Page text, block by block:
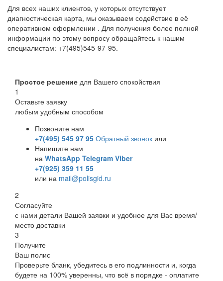
Для всех наших клиентов, у которых отсутствует
диагностическая карта, мы оказываем содействие в её
оперативном оформлении . Для получения более полной
информации по этому вопросу обращайтесь к нашим
специалистам: +7(495)545-97-95.
Простое решение для Вашего спокойствия
1
Оставьте заявку
любым удобным способом
Позвоните нам
+7(495) 545 97 95 Обратный звонок или
Напишите нам
на WhatsApp Telegram Viber
+7(925) 359 11 55
или на mail@polisgid.ru
2
Согласуйте
с нами детали Вашей заявки и удобное для Вас время/
место доставки
3
Получите
Ваш полис
Проверьте бланк, убедитесь в его подлинности и, когда
будете на 100% уверенны, что всё в порядке - оплатите